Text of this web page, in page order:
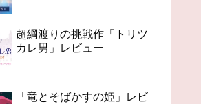
超綱渡りの挑戦作「トリツ
カレ男」レビュー
「竜とそばかすの姫」レビ